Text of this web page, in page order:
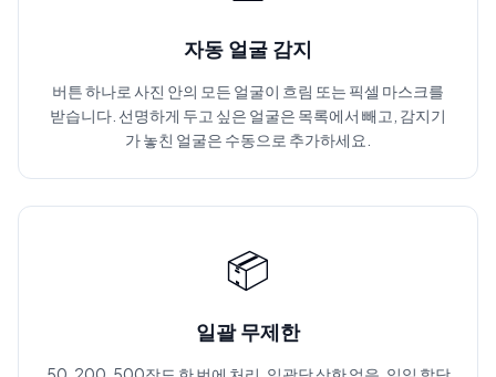
자동 얼굴 감지
버튼 하나로 사진 안의 모든 얼굴이 흐림 또는 픽셀 마스크를
받습니다. 선명하게 두고 싶은 얼굴은 목록에서 빼고, 감지기
가 놓친 얼굴은 수동으로 추가하세요.
📦
일괄 무제한